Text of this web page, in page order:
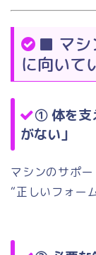
■ マシ
に向いて
①体を支
がない」
マシンのサポ
“正しいフォー